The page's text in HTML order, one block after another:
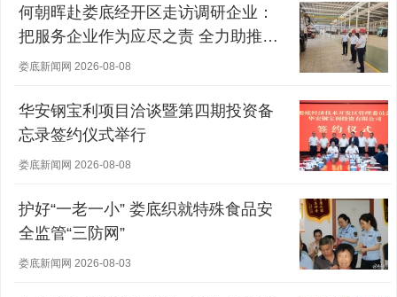
何朝晖赴娄底经开区走访调研企业：
把服务企业作为应尽之责 全力助推经
营主体稳健发展
娄底新闻网 2026-08-08
华安钢宝利项目洽谈暨第四期投资备
忘录签约仪式举行
娄底新闻网 2026-08-08
护好“一老一小” 娄底织就特殊食品安
全监管“三防网”
娄底新闻网 2026-08-03